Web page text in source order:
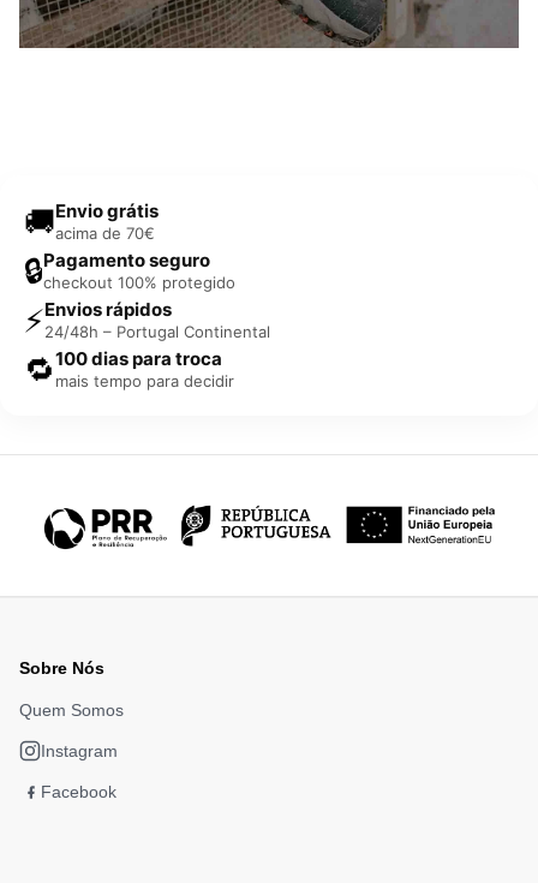
🚚Envio grátis
acima de 70€
🔒Pagamento seguro
checkout 100% protegido
⚡Envios rápidos
24/48h – Portugal Continental
🔁100 dias para troca
mais tempo para decidir
Sobre Nós
Quem Somos
Instagram
Facebook